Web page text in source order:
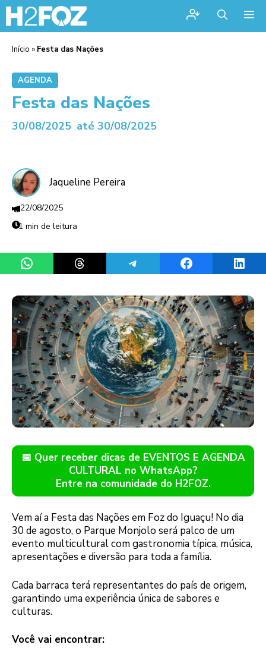
Início » Festa das Nações
AGENDA
Festa das Nações
30/08/2025 até 30/08/2025
Jaqueline Pereira
22/08/2025
1 min de leitura
Share on WhatsAppShare on ThreadsShare on TelegramShare on Facebook
📅 Quer receber dicas de EVENTOS E AGENDA
CULTURAL no WhatsApp?
Entre na comunidade do H2FOZ.
Vem aí a Festa das Nações em Foz do Iguaçu! No dia
30 de agosto, o Parque Monjolo será palco de um
evento multicultural com gastronomia típica, música,
apresentações e diversão para toda a família.
Cada barraca terá representantes do país de origem,
garantindo uma experiência única de sabores e
culturas.
Você vai encontrar: